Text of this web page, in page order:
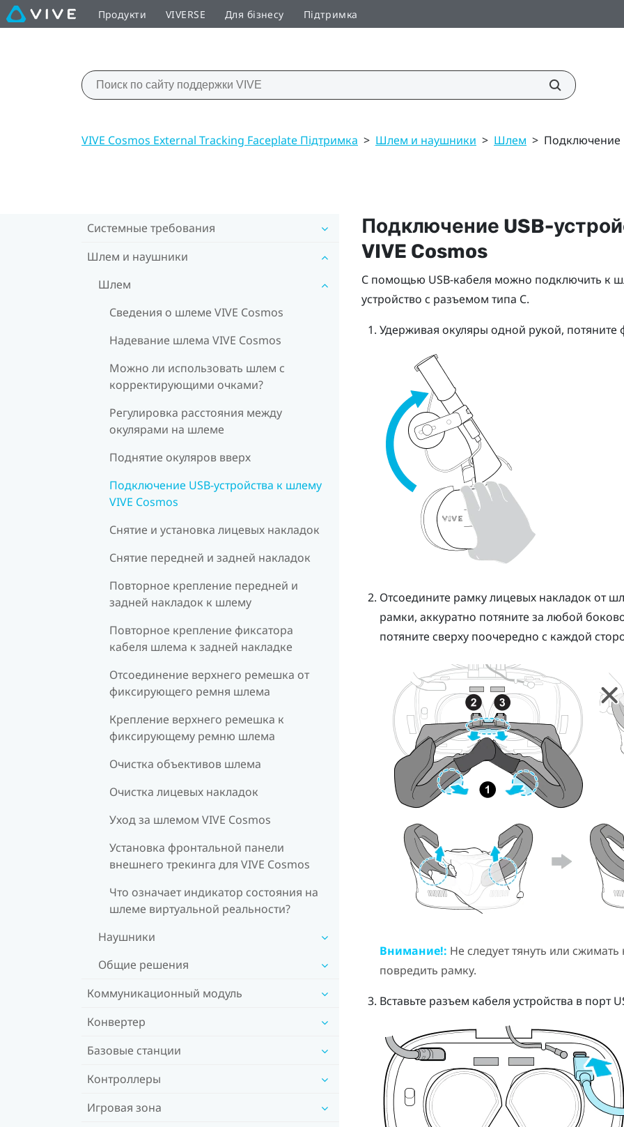
Продукти VIVERSE Для бізнесу Підтримка
VIVE Cosmos External Tracking Faceplate Підтримка > Шлем и наушники > Шлем > Подключение
Системные требования
Шлем и наушники
Шлем
Сведения о шлеме VIVE Cosmos
Надевание шлема VIVE Cosmos
Можно ли использовать шлем с
корректирующими очками?
Регулировка расстояния между
окулярами на шлеме
Поднятие окуляров вверх
Подключение USB-устройства к шлему
VIVE Cosmos
Снятие и установка лицевых накладок
Снятие передней и задней накладок
Повторное крепление передней и
задней накладок к шлему
Повторное крепление фиксатора
кабеля шлема к задней накладке
Отсоединение верхнего ремешка от
фиксирующего ремня шлема
Крепление верхнего ремешка к
фиксирующему ремню шлема
Очистка объективов шлема
Очистка лицевых накладок
Уход за шлемом VIVE Cosmos
Установка фронтальной панели
внешнего трекинга для VIVE Cosmos
Что означает индикатор состояния на
шлеме виртуальной реальности?
Наушники
Общие решения
Коммуникационный модуль
Конвертер
Базовые станции
Контроллеры
Игровая зона
Подключение USB-
VIVE Cosmos
С помощью USB-кабеля можно подключить к
устройство с разъемом типа C.
Удерживая окуляры одной рукой,
Отсоедините рамку лицевых накладок от
рамки, аккуратно потяните за любой
потяните сверху поочередно с каждой
Внимание!: Не следует тянуть или
повредить рамку.
Вставьте разъем кабеля устройства в порт